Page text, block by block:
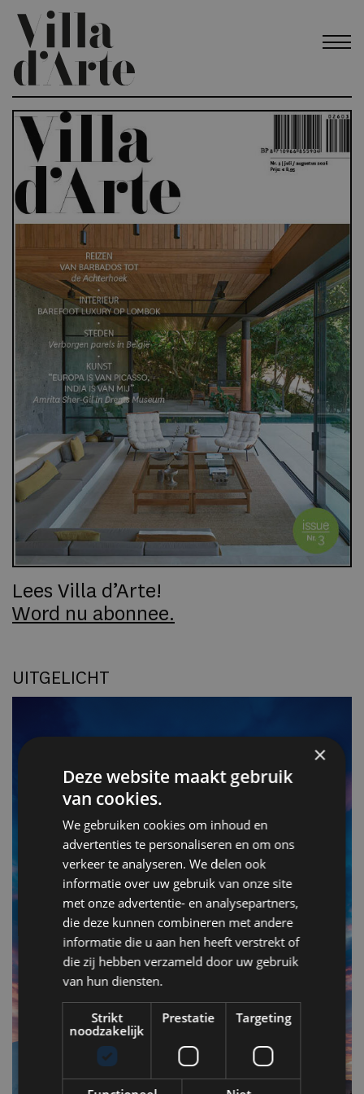
Lees Villa d’Arte!
Word nu abonnee.
UITGELICHT
×
Deze website maakt gebruik
van cookies.
We gebruiken cookies om inhoud en
advertenties te personaliseren en om ons
verkeer te analyseren. We delen ook
informatie over uw gebruik van onze site
met onze advertentie- en analysepartners,
die deze kunnen combineren met andere
informatie die u aan hen heeft verstrekt of
die zij hebben verzameld door uw gebruik
van hun diensten.
Strikt
noodzakelijk
Prestatie Targeting